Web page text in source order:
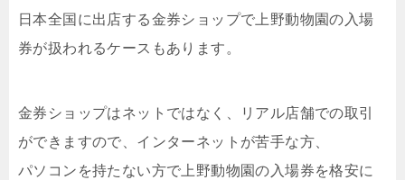
日本全国に出店する金券ショップで上野動物園の入場
券が扱われるケースもあります。
金券ショップはネットではなく、リアル店舗での取引
ができますので、インターネットが苦手な方、
パソコンを持たない方で上野動物園の入場券を格安に